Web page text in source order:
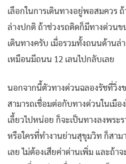
เลือกในการเดินทางอยู่พอสมควร
ล่างปกติ ถ้าช่วงรถติดก็มีทางด่วนข
เดินทางครับ เมื่อรวมทั้งถนนด้านล่
เหมือนมีถนน 12 เลนไปกลับเลย
นอกจากนี้ตัวทางด่วนฉลองรัชที่วิ่ง
สามารถเชื่อมต่อกับทางด่วนในเมือ
เลี้ยวไปหน่อย ก็จะเป็นทางลงพระร
หรือใครที่ทำงานย่านสุขุมวิท ก็สาม
เลย ไม่ต้องเสียค่าด่านเพิ่ม และถ้า